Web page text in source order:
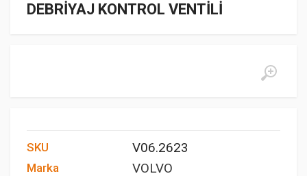
DEBRİYAJ KONTROL VENTİLİ
SKU V06.2623
Marka VOLVO